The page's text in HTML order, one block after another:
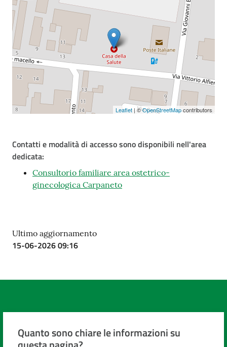
Leaflet | ©OpenStreetMapcontributors
Contatti e modalità di accesso sono disponibili nell'area
dedicata:
Consultorio familiare area ostetrico-
ginecologica Carpaneto
Ultimo aggiornamento
15-06-2026 09:16
Quanto sono chiare le informazioni su